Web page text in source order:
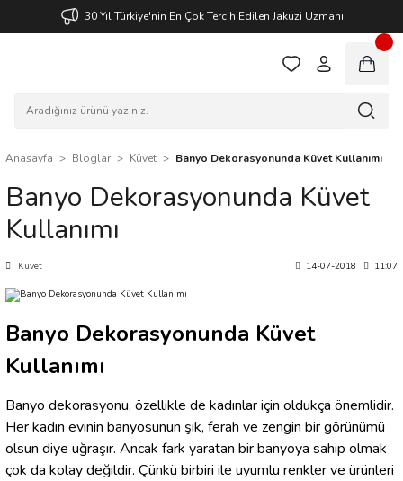
30 Yıl Türkiye'nin En Çok Tercih Edilen Jakuzi Uzmanı
Anasayfa Bloglar Küvet Banyo Dekorasyonunda Küvet Kullanımı
Banyo Dekorasyonunda Küvet
Kullanımı
Küvet 14-07-2018 11:07
Banyo Dekorasyonunda Küvet
Kullanımı
Banyo dekorasyonu, özellikle de kadınlar için oldukça önemlidir.
Her kadın evinin banyosunun şık, ferah ve zengin bir görünümü
olsun diye uğraşır. Ancak fark yaratan bir banyoya sahip olmak
çok da kolay değildir. Çünkü birbiri ile uyumlu renkler ve ürünleri